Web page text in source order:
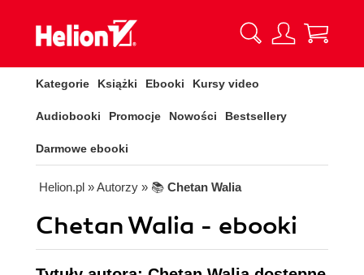
Kategorie Książki Ebooki Kursy video
Audiobooki Promocje Nowości Bestsellery
Darmowe ebooki
Helion.pl » Autorzy » 📚 Chetan Walia
Chetan Walia - ebooki